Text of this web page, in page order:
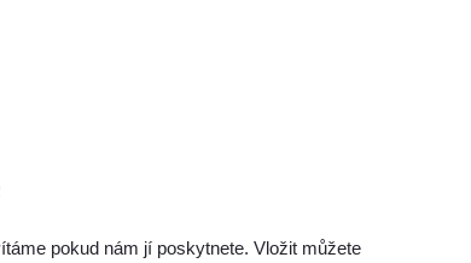
pokud nám jí poskytnete. Vložit můžete